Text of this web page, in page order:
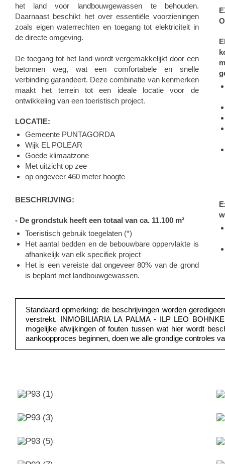
het land voor landbouwgewassen te behouden.
Daarnaast beschikt het over essentiële voorzieningen
zoals eigen waterrechten en toegang tot elektriciteit in
de directe omgeving.
De toegang tot het land wordt vergemakkelijkt door een
betonnen weg, wat een comfortabele en snelle
verbinding garandeert. Deze combinatie van kenmerken
maakt het terrein tot een ideale locatie voor de
ontwikkeling van een toeristisch project.
LOCATIE:
Gemeente PUNTAGORDA
Wijk EL POLEAR
Goede klimaatzone
Met uitzicht op zee
op ongeveer 460 meter hoogte
BESCHRIJVING:
- De grondstuk heeft een totaal van ca. 11.100 m²
Toeristisch gebruik toegelaten (*)
Het aantal bedden en de bebouwbare oppervlakte is
afhankelijk van elk specifiek project
Het is een vereiste dat ongeveer 80% van de grond
is beplant met landbouwgewassen.
Standaard opmerking: de beschrijvingen worden
verstrekt. INMOBILIARIA LA PALMA - ILP LEO
mogelijke afwijkingen of fouten tussen wat hier wordt
aankoopproces beginnen, doen we alle grondige controles